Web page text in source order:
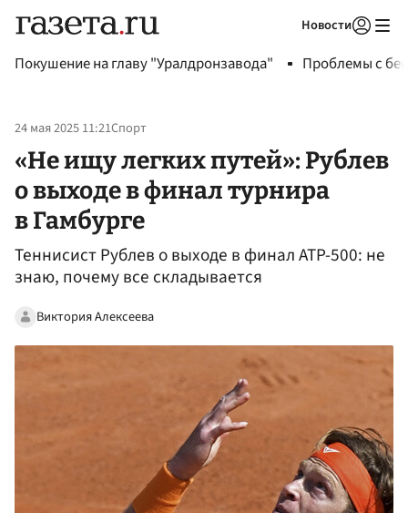
Новости
Покушение на главу "Уралдронзавода" Проблемы с
24 мая 2025 11:21Спорт
«Не ищу легких путей»: Рублев
о выходе в финал турнира
в Гамбурге
Теннисист Рублев о выходе в финал ATP-500: не
знаю, почему все складывается
Виктория Алексеева